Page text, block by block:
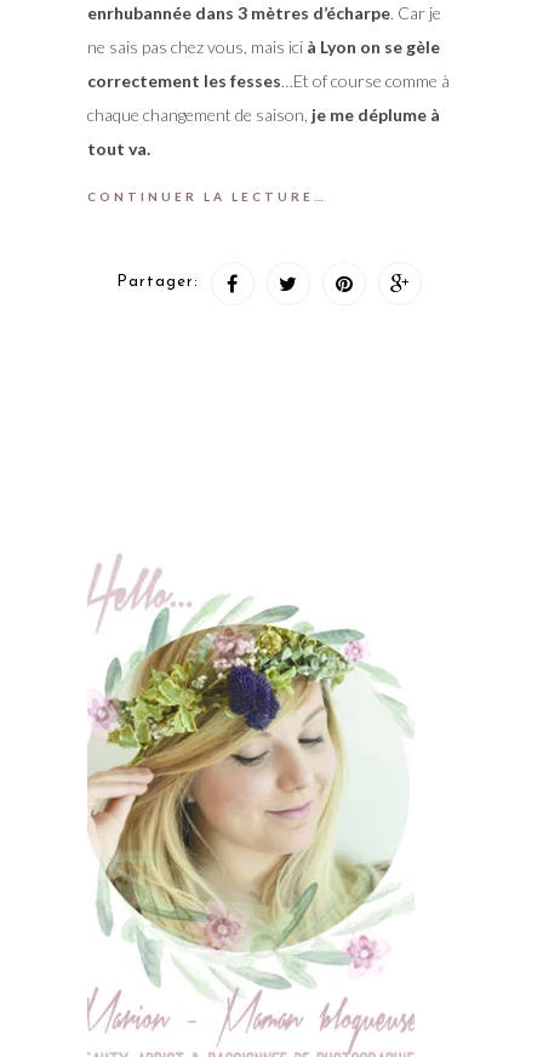
enrhubannée dans 3 mètres d’écharpe. Car je
ne sais pas chez vous, mais icià Lyon on se gèle
correctement les fesses…Et of course comme à
chaque changement de saison, je me déplume à
tout va.
CONTINUER LA LECTURE…
Partager: